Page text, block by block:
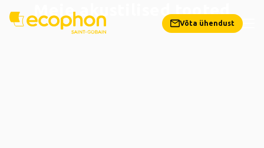
Võta ühendust
Meie akustilised tooted